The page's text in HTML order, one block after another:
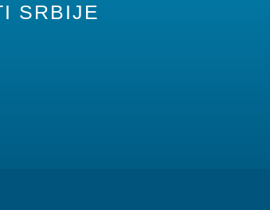
SRBIJE